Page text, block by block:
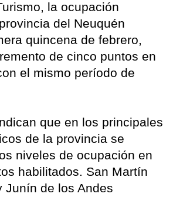
la ocupación
del Neuquén
quincena de febrero,
de cinco puntos en
el mismo período de
que en los principales
de la provincia se
niveles de ocupación en
habilitados. San Martín
Junín de los Andes